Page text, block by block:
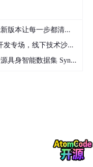
让每一步都清晰可见
下技术沙龙正式开启报名
据集 SynData 入驻 AtomGit